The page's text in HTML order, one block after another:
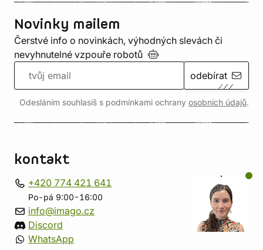
Novinky mailem
Čerstvé info o novinkách, výhodných slevách či
nevyhnutelné vzpouře robotů
odebírat
Odesláním souhlasíš s podmínkami ochrany osobních údajů.
kontakt
+420 774 421 641
Po-pá 9:00-16:00
info@imago.cz
Discord
WhatsApp